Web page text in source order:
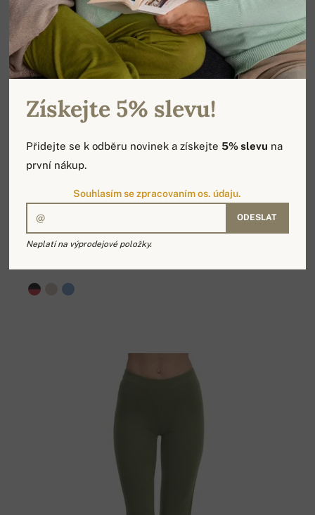
Získejte 5% slevu!
Přidejte se k odběru novinek a získejte5% slevu na
první nákup.
Souhlasím se zpracovaním os. údaju.
ODESLAT
Neplatí na výprodejové položky.